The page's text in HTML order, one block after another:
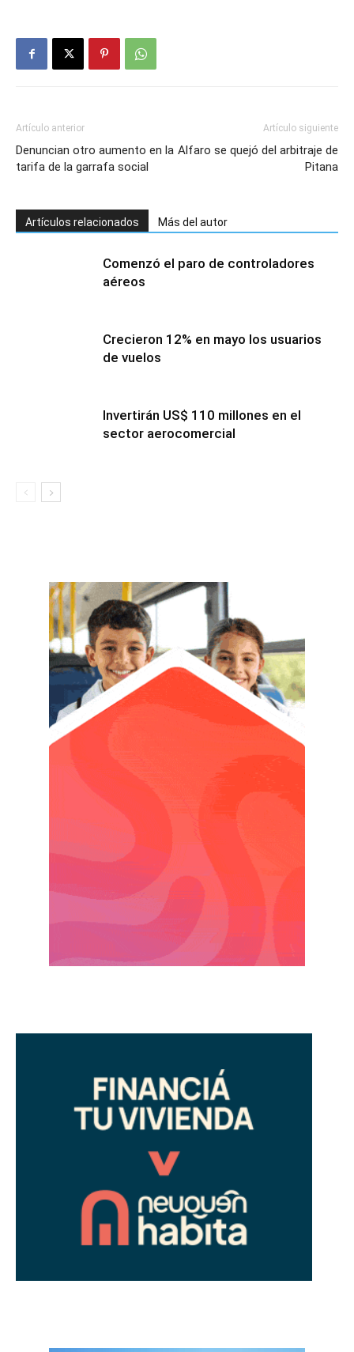
Artículo anterior
Denuncian otro aumento en la
tarifa de la garrafa social
Artículo siguiente
Alfaro se quejó del arbitraje de
Pitana
Artículos relacionados Más del autor
Comenzó el paro de controladores
aéreos
Crecieron 12% en mayo los usuarios
de vuelos
Invertirán US$ 110 millones en el
sector aerocomercial